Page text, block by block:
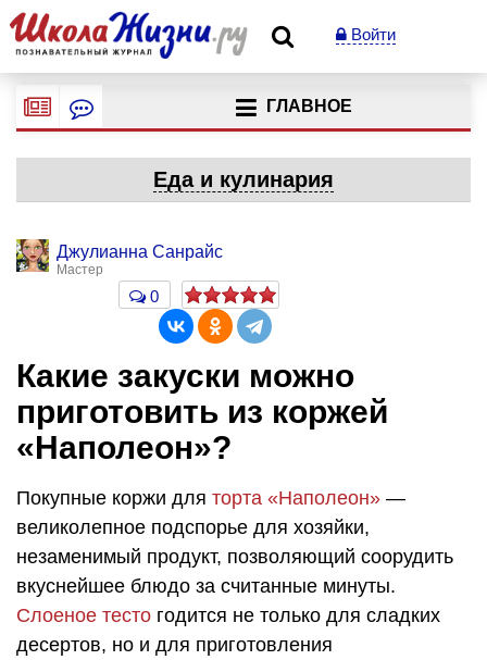
Войти
ГЛАВНОЕ
Еда и кулинария
Джулианна Санрайс
Мастер
0
Какие закуски можно
приготовить из коржей
«Наполеон»?
Покупные коржи для торта «Наполеон» —
великолепное подспорье для хозяйки,
незаменимый продукт, позволяющий соорудить
вкуснейшее блюдо за считанные минуты.
Слоеное тесто годится не только для сладких
десертов, но и для приготовления